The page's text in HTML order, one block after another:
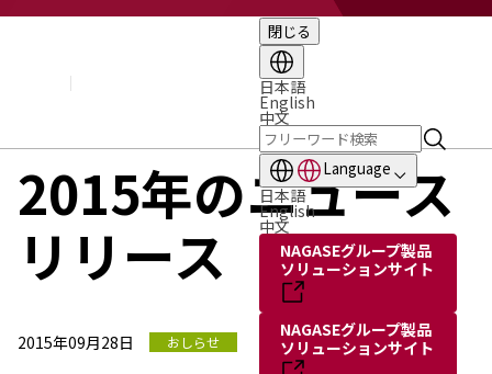
閉じる
日本語
English
中文
Language
日本語
English
中文
NAGASEグループ製品
ソリューションサイト
NAGASEグループ製品
ソリューションサイト
役員・執行役員
国内・海外のNAGASEグループ
2015年のニュース
リリース
2015年09月28日 おしらせ